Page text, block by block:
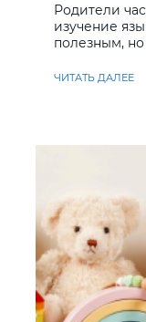
Родители
изучение
полезным,
ЧИТАТЬ ДАЛЕЕ